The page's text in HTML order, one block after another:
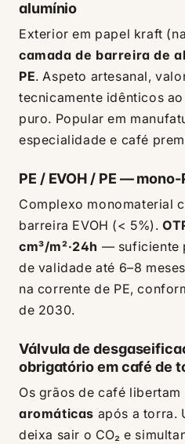
alumínio
Exterior em papel kraft
camada de barreira de
PE. Aspeto artesanal,
tecnicamente idênticos
puro. Popular em
especialidade e café
PE / EVOH / PE —
Complexo monomaterial
barreira EVOH (< 5%).
cm³/m²·24h — suficiente
de validade até 6–8
na corrente de PE,
de 2030.
Válvula de
obrigatório em café de
Os grãos de café libertam
aromáticas após a torra.
deixa sair o CO₂ e